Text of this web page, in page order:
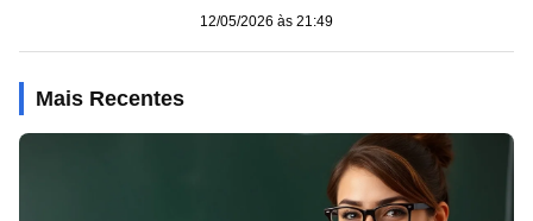
12/05/2026 às 21:49
Mais Recentes